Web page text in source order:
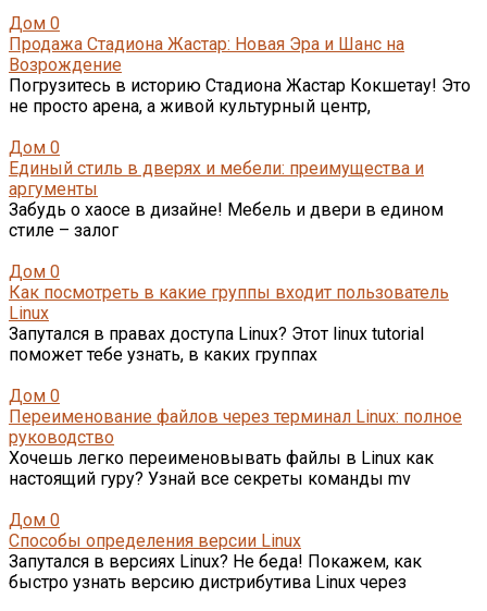
Дом 0
Продажа Стадиона Жастар: Новая Эра и Шанс на
Возрождение
Погрузитесь в историю Стадиона Жастар Кокшетау! Это
не просто арена, а живой культурный центр,
Дом 0
Единый стиль в дверях и мебели: преимущества и
аргументы
Забудь о хаосе в дизайне! Мебель и двери в едином
стиле – залог
Дом 0
Как посмотреть в какие группы входит пользователь
Linux
Запутался в правах доступа Linux? Этот linux tutorial
поможет тебе узнать, в каких группах
Дом 0
Переименование файлов через терминал Linux: полное
руководство
Хочешь легко переименовывать файлы в Linux как
настоящий гуру? Узнай все секреты команды mv
Дом 0
Способы определения версии Linux
Запутался в версиях Linux? Не беда! Покажем, как
быстро узнать версию дистрибутива Linux через